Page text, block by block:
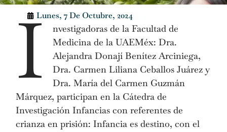
Lunes, 7 De Octubre, 2024
I
nvestigadoras de la Facultad de
Medicina de la UAEMéx: Dra.
Alejandra Donají Benítez Arciniega,
Dra. Carmen Liliana Ceballos Juárez y
Dra. María del Carmen Guzmán
Márquez, participan en la Cátedra de
Investigación Infancias con referentes de
crianza en prisión: Infancia es destino, con el